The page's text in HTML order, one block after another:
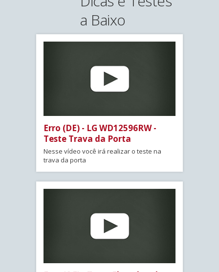
a Baixo
Erro (DE) - LG WD12596RW -
Teste Trava da Porta
Nesse vídeo você irá realizar o teste na
trava da porta